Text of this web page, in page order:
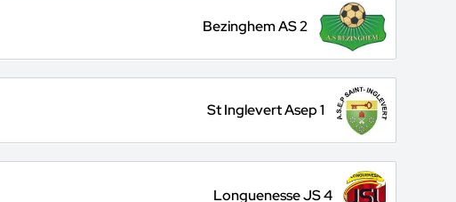
Bezinghem AS 2
St Inglevert Asep 1
Longuenesse JS 4